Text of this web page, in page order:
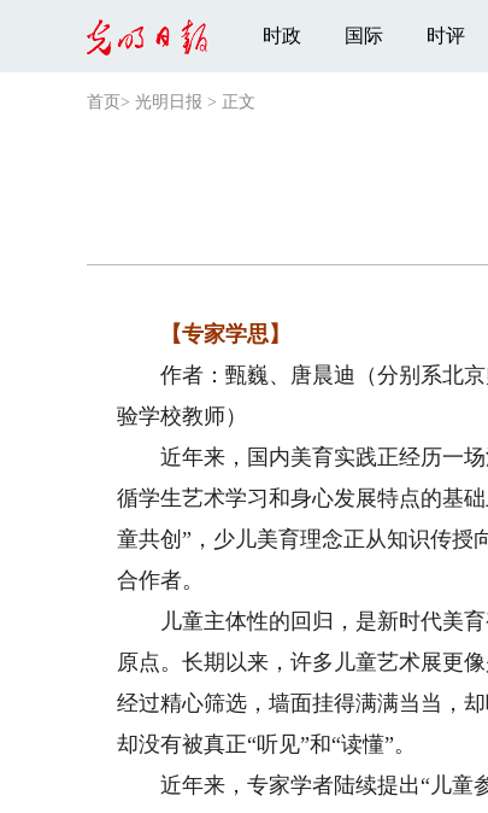
时政 国际 时评
首页 > 光明日报 > 正文
【专家学思】
作者：甄巍、唐晨迪（分别系北京
验学校教师）
近年来，国内美育实践正经历一场
循学生艺术学习和身心发展特点的基
童共创”，少儿美育理念正从知识传授
合作者。
儿童主体性的回归，是新时代美育
原点。长期以来，许多儿童艺术展更
经过精心筛选，墙面挂得满满当当，
却没有被真正“听见”和“读懂”。
近年来，专家学者陆续提出“儿童